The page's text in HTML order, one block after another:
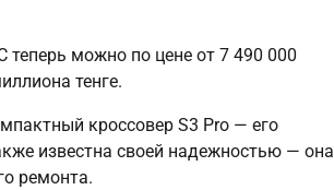
можно по цене от 7 490 000
тенге.
кроссовер S3 Pro — его
известна своей надежностью — она
ремонта.